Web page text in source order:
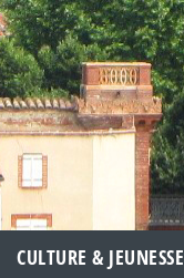
CULTURE & JEUNESSE